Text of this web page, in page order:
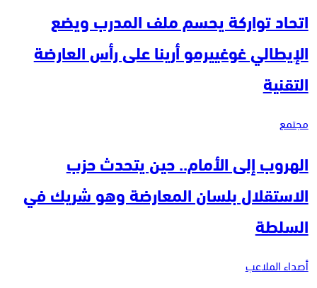
اتحاد تواركة يحسم ملف المدرب ويضع
الإيطالي غوغييرمو أرينا على رأس العارضة
التقنية
مجتمع
الهروب إلى الأمام.. حين يتحدث حزب
الاستقلال بلسان المعارضة وهو شريك في
السلطة
أصداء الملاعب